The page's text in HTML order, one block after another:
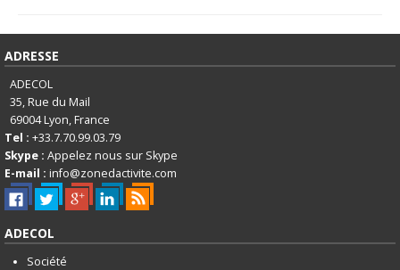
ADRESSE
ADECOL
35, Rue du Mail
69004Lyon, France
Tel : +33.7.70.99.03.79
Skype : Appelez nous sur Skype
E-mail : info@zonedactivite.com
ADECOL
Société